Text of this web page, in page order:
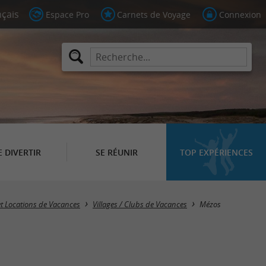
Espace Pro Carnets de Voyage Connexion
DIVERTIR SE RÉUNIR TOP EXPÉRIENCES
Masquer la carte
Locations de Vacances Villages / Clubs de Vacances Mézos